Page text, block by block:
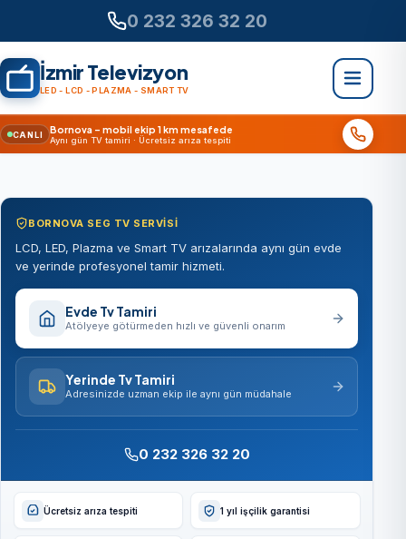
0 232 326 32 20
İzmir Televizyon
LED - LCD - PLAZMA - SMART TV
CANLI Bornova – mobil ekip 1 km mesafede
Aynı gün TV tamiri · Ücretsiz arıza tespiti
BORNOVA SEG TV SERVISI
LCD, LED, Plazma ve Smart TV arızalarında aynı gün evde
ve yerinde profesyonel tamir hizmeti.
Evde Tv Tamiri
Atölyeye götürmeden hızlı ve güvenli onarım
Yerinde Tv Tamiri
Adresinizde uzman ekip ile aynı gün müdahale
0 232 326 32 20
Ücretsiz arıza tespiti 1 yıl işçilik garantisi